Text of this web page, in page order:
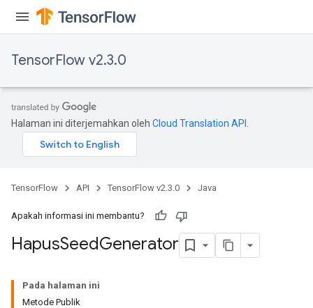
TensorFlow v2.3.0
Halaman ini diterjemahkan oleh Cloud Translation API
TensorFlow API TensorFlow v2.3.0 Java
Apakah informasi ini membantu?
HapusSeedGenerator
Pada halaman ini
Metode Publik